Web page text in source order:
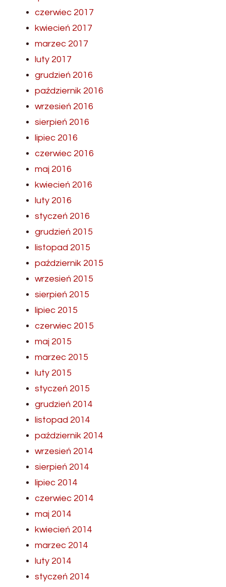
czerwiec 2017
kwiecień 2017
marzec 2017
luty 2017
grudzień 2016
październik 2016
wrzesień 2016
sierpień 2016
lipiec 2016
czerwiec 2016
maj 2016
kwiecień 2016
luty 2016
styczeń 2016
grudzień 2015
listopad 2015
październik 2015
wrzesień 2015
sierpień 2015
lipiec 2015
czerwiec 2015
maj 2015
marzec 2015
luty 2015
styczeń 2015
grudzień 2014
listopad 2014
październik 2014
wrzesień 2014
sierpień 2014
lipiec 2014
czerwiec 2014
maj 2014
kwiecień 2014
marzec 2014
luty 2014
styczeń 2014